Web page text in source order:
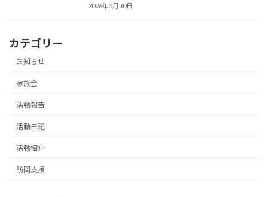
2026年5月30日
カテゴリー
お知らせ
家族会
活動報告
活動日記
活動紹介
訪問支援